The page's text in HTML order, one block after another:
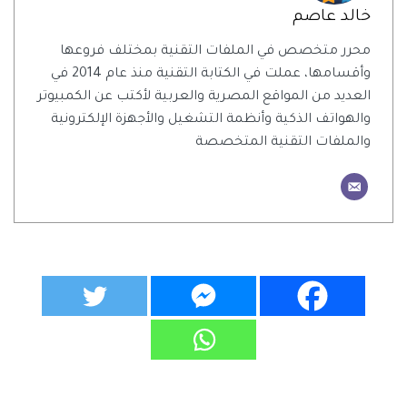
خالد عاصم
محرر متخصص في الملفات التقنية بمختلف فروعها
وأقسامها، عملت في الكتابة التقنية منذ عام 2014 في
العديد من المواقع المصرية والعربية لأكتب عن الكمبيوتر
والهواتف الذكية وأنظمة التشغيل والأجهزة الإلكترونية
والملفات التقنية المتخصصة